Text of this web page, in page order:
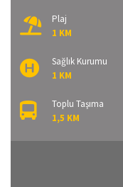
Plaj
1 KM
Sağlık Kurumu
1 KM
Toplu Taşıma
1,5 KM